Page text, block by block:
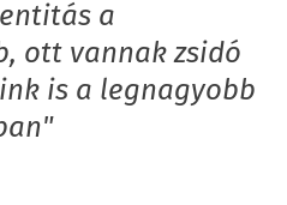
a
ott vannak zsidó
is a legnagyobb